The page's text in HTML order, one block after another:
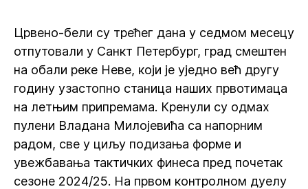
Црвено-бели су трећег дана у седмом месецу
отпутовали у Санкт Петербург, град смештен
на обали реке Неве, који је уједно већ другу
годину узастопно станица наших првотимаца
на летњим припремама. Кренули су одмах
пулени Владана Милојевића са напорним
радом, све у циљу подизања форме и
увежбавања тактичких финеса пред почетак
сезоне 2024/25. На првом контролном дуелу